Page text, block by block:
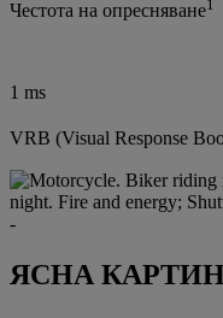
Честота на опресняване1
1 ms
VRB (Visual Response
ЯСНА